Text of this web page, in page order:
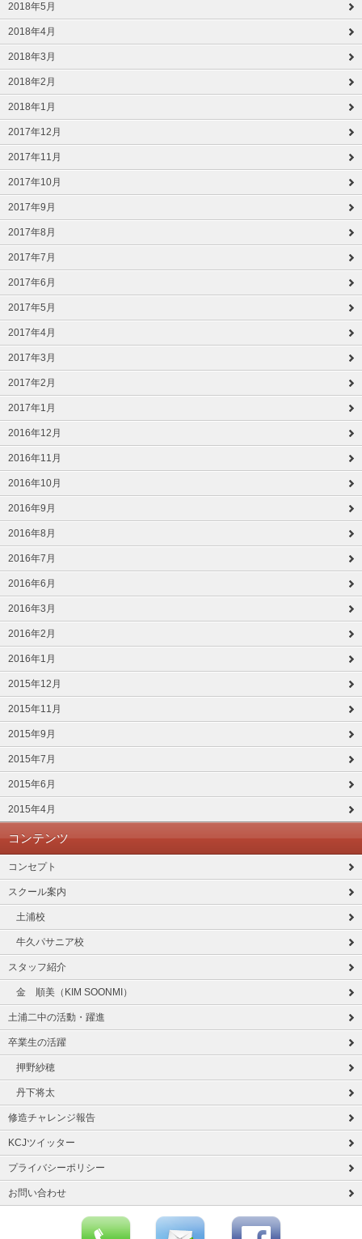
2018年5月
2018年4月
2018年3月
2018年2月
2018年1月
2017年12月
2017年11月
2017年10月
2017年9月
2017年8月
2017年7月
2017年6月
2017年5月
2017年4月
2017年3月
2017年2月
2017年1月
2016年12月
2016年11月
2016年10月
2016年9月
2016年8月
2016年7月
2016年6月
2016年3月
2016年2月
2016年1月
2015年12月
2015年11月
2015年9月
2015年7月
2015年6月
2015年4月
コンテンツ
コンセプト
スクール案内
土浦校
牛久パサニア校
スタッフ紹介
金 順美（KIM SOONMI）
土浦二中の活動・躍進
卒業生の活躍
押野紗穂
丹下将太
修造チャレンジ報告
KCJツイッター
プライバシーポリシー
お問い合わせ